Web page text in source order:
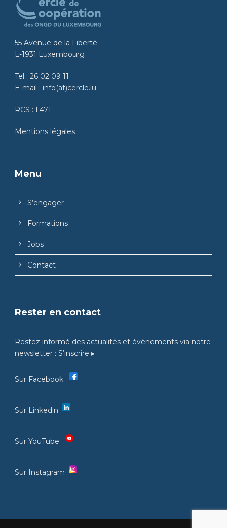
55 Avenue de la Liberté
L-1931 Luxembourg
Tel : 26 02 09 11
E-mail : info(at)cercle.lu
RCS : F471
Mentions légales
Menu
S’engager
Formations
Jobs
Contact
Rester en contact
Restez informé des actualités et évènements via notre
newsletter : S’inscrire ▸
Sur Facebook
Sur Linkedin
Sur YouTube
Sur Instagram